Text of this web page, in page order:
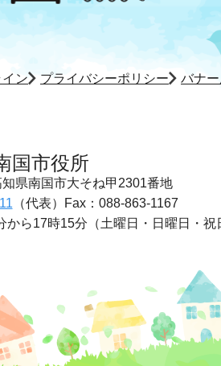
ン プライバシーポリシー バナ
国市役所
知県南国市大そね甲2301番地
（代表）
Fax：088-863-1167
から17時15分 （土曜日・日曜日・